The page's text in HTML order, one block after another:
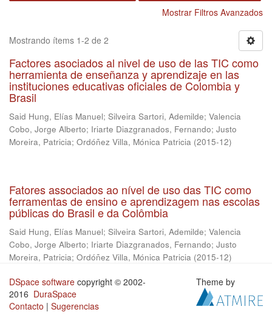
Mostrar Filtros Avanzados
Mostrando ítems 1-2 de 2
Factores asociados al nivel de uso de las TIC como
herramienta de enseñanza y aprendizaje en las
instituciones educativas oficiales de Colombia y
Brasil
Said Hung, Elías Manuel; Silveira Sartori, Ademilde; Valencia
Cobo, Jorge Alberto; Iriarte Diazgranados, Fernando; Justo
Moreira, Patricia; Ordóñez Villa, Mónica Patricia (2015-12)
Fatores associados ao nível de uso das TIC como
ferramentas de ensino e aprendizagem nas escolas
públicas do Brasil e da Colômbia
Said Hung, Elías Manuel; Silveira Sartori, Ademilde; Valencia
Cobo, Jorge Alberto; Iriarte Diazgranados, Fernando; Justo
Moreira, Patricia; Ordóñez Villa, Mónica Patricia (2015-12)
DSpace software copyright © 2002-
2016 DuraSpace
Contacto | Sugerencias
Theme by